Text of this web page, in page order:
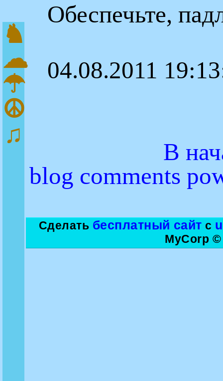
♞
☁
☂
☮
♫
Обеспечьте,
04.08.2011
В
blog comments
Сделать бесплатный сайт с
MyCorp ©